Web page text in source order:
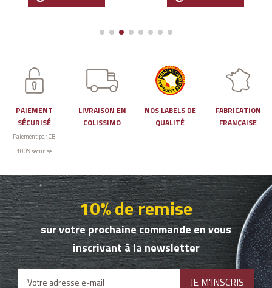
PAIEMENT
SÉCURISÉ
Paiement par CB
100% sécurisé
LIVRAISON EN
COLISSIMO
NOS LABELS DE
QUALITÉ
FABRICATION
FRANÇAISE
10% de remise
sur votre prochaine commande en vous
inscrivant à la newsletter